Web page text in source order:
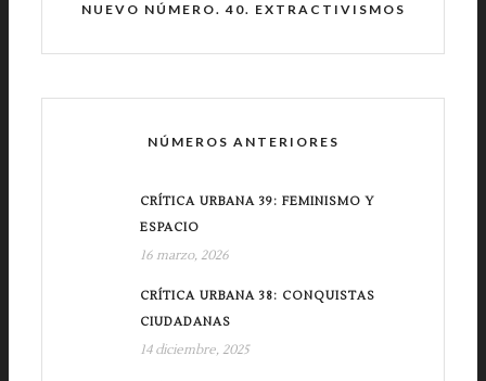
NUEVO NÚMERO. 40. EXTRACTIVISMOS
NÚMEROS ANTERIORES
CRÍTICA URBANA 39: FEMINISMO Y
ESPACIO
16 marzo, 2026
CRÍTICA URBANA 38: CONQUISTAS
CIUDADANAS
14 diciembre, 2025